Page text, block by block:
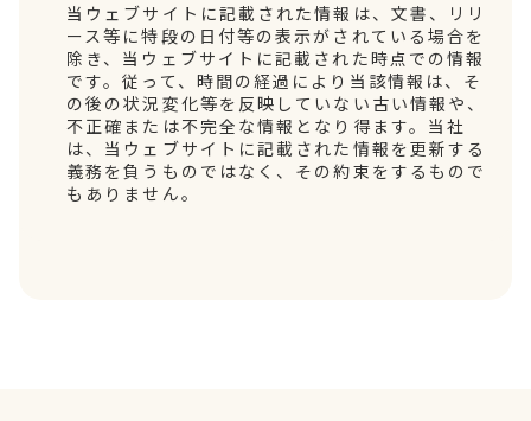
当ウェブサイトに記載された情報は、文書、リリ
ース等に特段の日付等の表示がされている場合を
除き、当ウェブサイトに記載された時点での情報
です。従って、時間の経過により当該情報は、そ
の後の状況変化等を反映していない古い情報や、
不正確または不完全な情報となり得ます。当社
は、当ウェブサイトに記載された情報を更新する
義務を負うものではなく、その約束をするもので
もありません。